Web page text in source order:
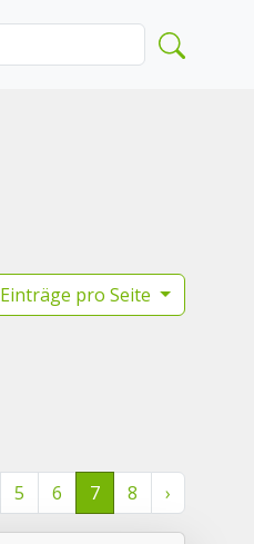
Einträge pro Seite
5 6 7 8 ›